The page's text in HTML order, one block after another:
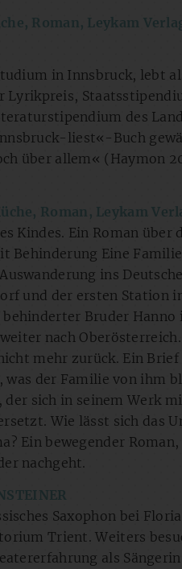
Roman, Leykam
in Innsbruck, lebt
Lyrikpreis,
des
liest«-Buch
über allem« (Haymon
Roman, Leykam
Kindes. Ein Roman über
Behinderung Eine
ins
und der ersten Station
Bruder
nach
mehr zurück. Ein
was der Familie von ihm
sich in seinem Werk
Wie lässt sich das
Ein bewegender
nachgeht.
Saxophon bei
Trient. Weiters
als